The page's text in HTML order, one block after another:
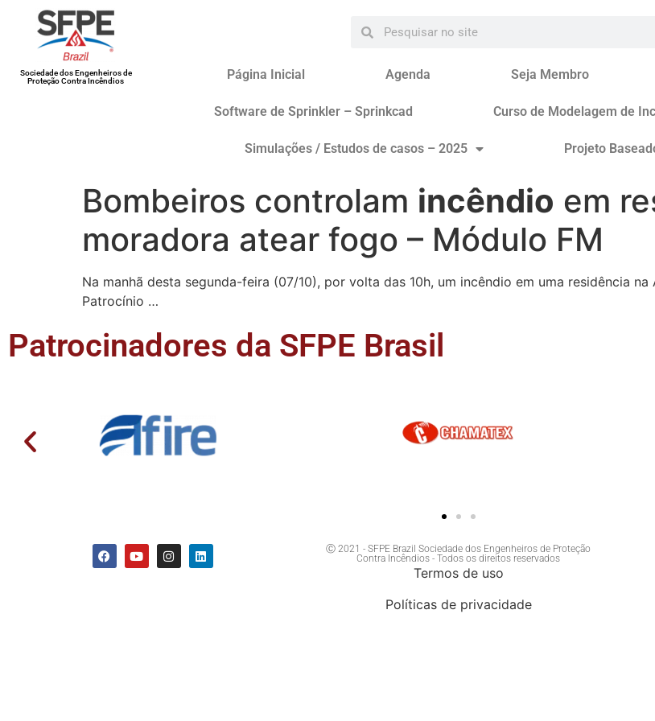
Sociedade dos Engenheiros de
Proteção Contra Incêndios
Página Inicial Agenda Seja Membro
Software de Sprinkler – Sprinkcad Curso de Modelagem de
Simulações / Estudos de casos – 2025 Projeto
Bombeiros controlam incêndio em
moradora atear fogo – Módulo FM
Na manhã desta segunda-feira (07/10), por volta das 10h, um incêndio em uma residência
Patrocínio …
Patrocinadores da SFPE Brasil
Ⓒ 2021 - SFPE Brazil Sociedade dos Engenheiros de Proteção
Contra Incêndios - Todos os direitos reservados
Termos de uso
Políticas de privacidade